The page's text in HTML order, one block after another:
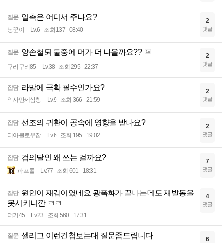
질문 일촉은 어디서 주나요?
낭꾼이 Lv.6 조회 137 08:40
2
댓글
질문 양손철퇴 둘중에 머가 더 나을까요??
구리구리85 Lv.38 조회 295 22:37
2
댓글
잡담 라말에 극확 필수인가요?
악사만세삼창 Lv.9 조회 366 21:59
2
댓글
잡담 선조의 귀환이 공속에 영향을 받나요?
디아블로우잡 Lv.6 조회 195 19:02
2
댓글
잡담 검의달인 왜 쓰는 걸까요?
파프롤 Lv.77 조회 601 18:31
7
댓글
잡담 원인이 재감이였네요 광폭화가 끝나는데도 재발동을
못시키니깐 ㅋㅋ
더기45 Lv.23 조회 560 17:31
4
댓글
질문 셀리그 이런건첨보는대 질문좀드립니다 6